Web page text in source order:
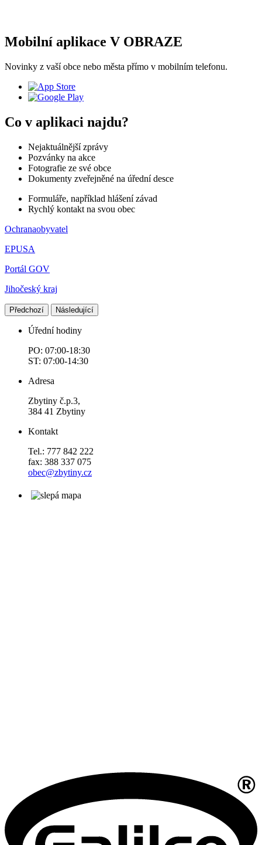
Mobilní aplikace V OBRAZE
Novinky z vaší obce nebo města přímo v mobilním telefonu.
Co v aplikaci najdu?
Nejaktuálnější zprávy
Pozvánky na akce
Fotografie ze své obce
Dokumenty zveřejněné na úřední desce
Formuláře, například hlášení závad
Rychlý kontakt na svou obec
Ochranaobyvatel
EPUSA
Portál GOV
Jihočeský kraj
Předchozí Následující
Úřední hodiny
PO: 07:00-18:30
ST: 07:00-14:30
Adresa
Zbytiny č.p.3,
384 41 Zbytiny
Kontakt
Tel.: 777 842 222
fax: 388 337 075
obec@zbytiny.cz